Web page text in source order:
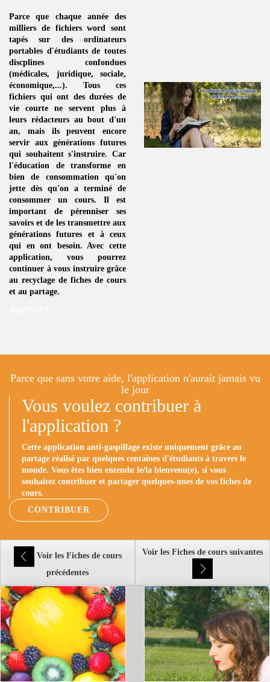
Parce que chaque année des
milliers de fichiers word sont
tapés sur des ordinateurs
portables d'étudiants de toutes
discplines confondues
(médicales, juridique, sociale,
économique,...). Tous ces
fichiers qui ont des durées de
vie courte ne servent plus à
leurs rédacteurs au bout d'un
an, mais ils peuvent encore
servir aux générations futures
qui souhaitent s'instruire. Car
l'éducation de transforme en
bien de consommationqu'on
jette dès qu'on a terminé de
consommer un cours. Il est
important de pérenniser ses
savoirs et de les transmettre aux
générations futures et à ceux
qui en ont besoin. Avec cette
application, vous pourrez
continuer à vous instruire grâce
au recyclage de fiches de cours
et au partage.
Parce que sans votre aide, l'application n'aurait jamais vu
le jour
Vous voulez contribuer à
l'application ?
Cette application anti-gaspillage existe uniquement grâce au
partage réalisé par quelques centaines d'étudiants à travers le
monde. Vous êtes bien entendu le/la bienvenu(e), si vous
souhaitez contribuer et partager quelques-unes de vos fiches de
cours.
CONTRIBUER
Voir les Fiches de cours suivantes
précédentes